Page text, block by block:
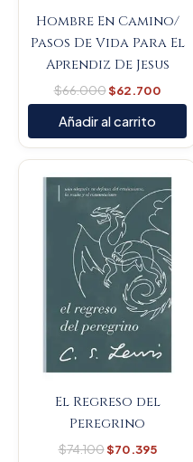
Hombre En Camino/
Pasos De Vida Para El
Aprendiz De Jesus
$66.000$62.700
Añadir al carrito
El Regreso del
Peregrino
$74.100
price
was:
$74.100.
$70.395
price
is: